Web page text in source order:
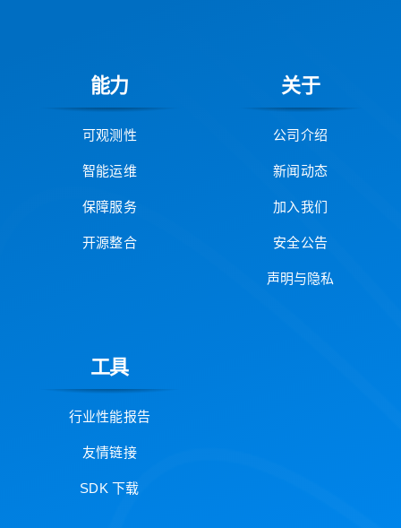
能力
可观测性
智能运维
保障服务
开源整合
关于
公司介绍
新闻动态
加入我们
安全公告
声明与隐私
工具
行业性能报告
友情链接
SDK 下载